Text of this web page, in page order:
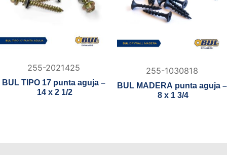
255-2021425
BUL TIPO 17 punta aguja –
14 x 2 1/2
255-1030818
BUL MADERA punta aguja –
8 x 1 3/4